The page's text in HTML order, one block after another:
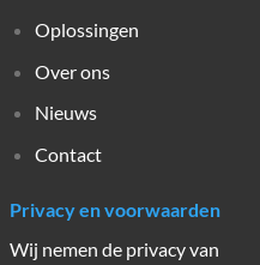
Oplossingen
Over ons
Nieuws
Contact
Privacy en voorwaarden
Wij nemen de privacy van